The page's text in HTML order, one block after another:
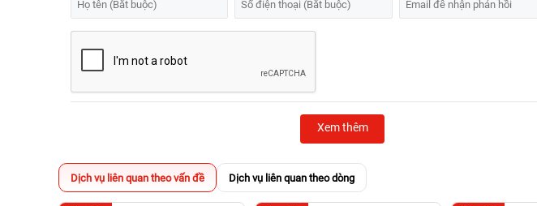
Xem thêm
Dịch vụ liên quan theo vấn đề Dịch vụ liên quan theo dòng